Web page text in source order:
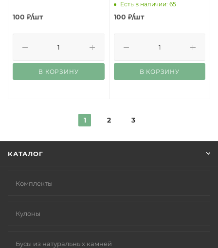
100 ₽/шт
В КОРЗИНУ
Есть в наличии: 65
100 ₽/шт
В КОРЗИНУ
1 2 3
КАТАЛОГ
Комплекты
Кулоны
Бусы из натуральных камней